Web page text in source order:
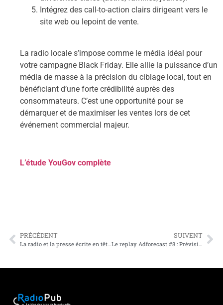
Intégrez des call-to-action clairs dirigeant vers le
site web ou lepoint de vente.
La radio locale s’impose comme le média idéal pour
votre campagne Black Friday. Elle allie la puissance d’un
média de masse à la précision du ciblage local, tout en
bénéficiant d’une forte crédibilité auprès des
consommateurs. C’est une opportunité pour se
démarquer et de maximiser les ventes lors de cet
événement commercial majeur.
L’étude YouGov complète
PRÉCÉDENT SUIVENT